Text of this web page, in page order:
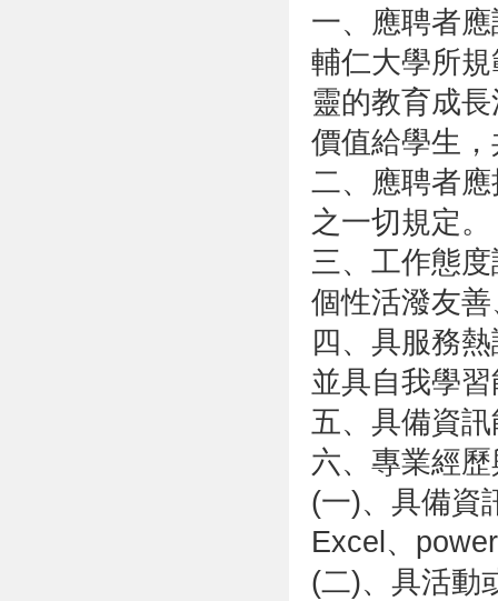
一、應聘者
輔仁大學所
靈的教育成
價值給學生
二、應聘者
之一切規定。
三、工作態
個性活潑友
四、具服務
並具自我學
五、具備資
六、專業經
(一)、具備資
Excel、
(二)、具活動